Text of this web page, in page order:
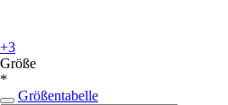
+3
Größe
*
Größentabelle